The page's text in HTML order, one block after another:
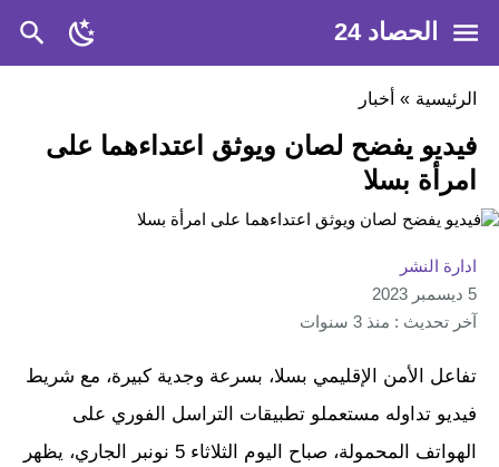
الحصاد 24
الرئيسية » أخبار
فيديو يفضح لصان ويوثق اعتداءهما على
امرأة بسلا
ادارة النشر
5 ديسمبر 2023
آخر تحديث : منذ 3 سنوات
تفاعل الأمن الإقليمي بسلا، بسرعة وجدية كبيرة، مع شريط
فيديو تداوله مستعملو تطبيقات التراسل الفوري على
الهواتف المحمولة، صباح اليوم الثلاثاء 5 نونبر الجاري، يظهر